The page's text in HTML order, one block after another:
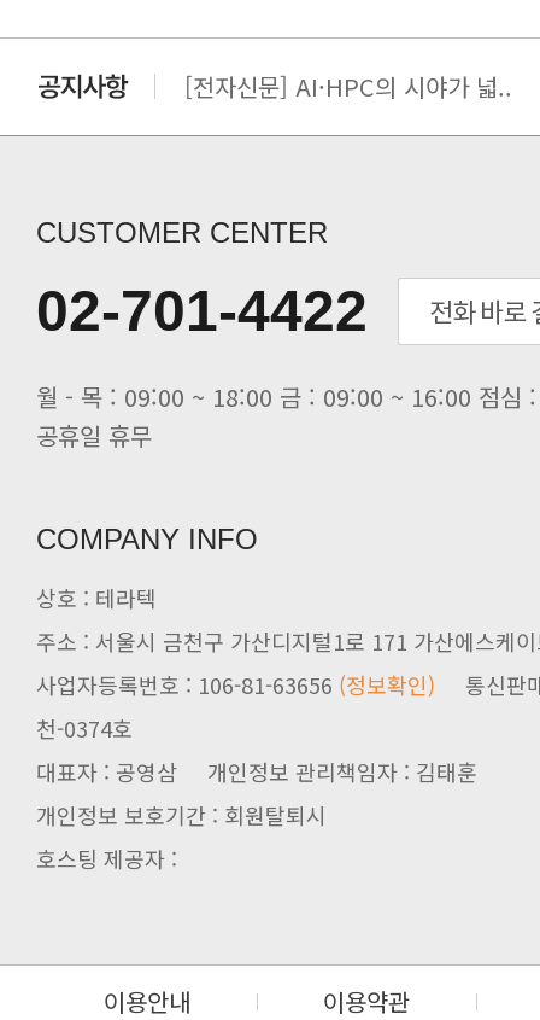
[전자신문] AI·HPC의 시야가 넓..
[전자신문] “민감 데이터도 안심하
[전자신문] 테라텍과 함께 최적의
[전자신문] AI 인프라 써보고 결정..
[전자신문] 공영삼 테라텍 대표 “단..
[전자신문] 당신의 AI GPU, 지..
CUSTOMER CENTER
02-701-4422
공휴일 휴무
COMPANY INFO
상호 : 테라텍
주소 : 서울시 금천구 가산디지털1로 171 가산에스케
사업자등록번호 : 106-81-63656 (정보확인)
천-0374호
대표자 : 공영삼 개인정보 관리책임자 : 김태훈
개인정보 보호기간 : 회원탈퇴시
호스팅 제공자 :
이용안내 이용약관